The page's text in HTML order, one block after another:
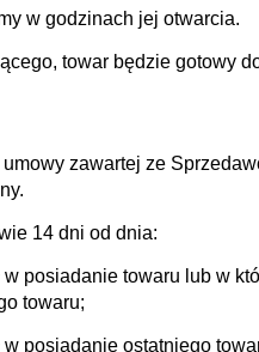
w godzinach jej otwarcia.
towar będzie gotowy
zawartej ze
14 dni od dnia:
posiadanie towaru lub w
towaru;
posiadanie ostatniego